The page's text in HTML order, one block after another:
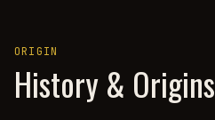
ORIGIN
History & Origins